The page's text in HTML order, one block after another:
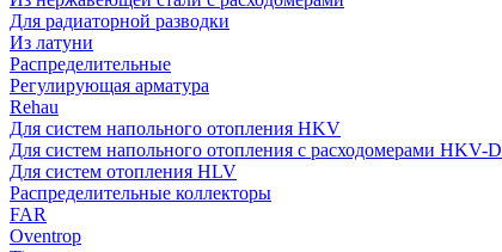
Для радиаторной разводки
Из латуни
Распределительные
Регулирующая арматура
Rehau
Для систем напольного отопления HKV
Для систем напольного отопления с расходомерами HKV-D
Для систем отопления HLV
Распределительные коллекторы
FAR
Oventrop